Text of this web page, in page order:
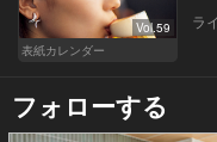
Vol.59
表紙カレンダー
ラ
フォローする